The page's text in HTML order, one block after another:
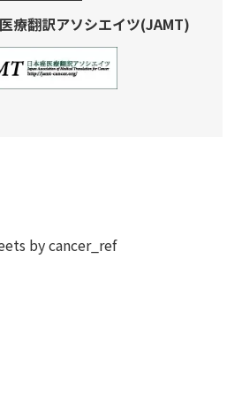
療翻訳アソシエイツ(JAMT)
by cancer_ref